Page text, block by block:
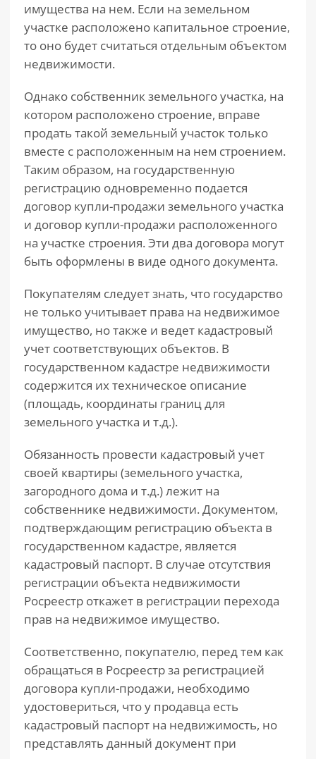
имущества на нем. Если на земельном
участке расположено капитальное строение,
то оно будет считаться отдельным объектом
недвижимости.
Однако собственник земельного участка, на
котором расположено строение, вправе
продать такой земельный участок только
вместе с расположенным на нем строением.
Таким образом, на государственную
регистрацию одновременно подается
договор купли-продажи земельного участка
и договор купли-продажи расположенного
на участке строения. Эти два договора могут
быть оформлены в виде одного документа.
Покупателям следует знать, что государство
не только учитывает права на недвижимое
имущество, но также и ведет кадастровый
учет соответствующих объектов. В
государственном кадастре недвижимости
содержится их техническое описание
(площадь, координаты границ для
земельного участка и т.д.).
Обязанность провести кадастровый учет
своей квартиры (земельного участка,
загородного дома и т.д.) лежит на
собственнике недвижимости. Документом,
подтверждающим регистрацию объекта в
государственном кадастре, является
кадастровый паспорт. В случае отсутствия
регистрации объекта недвижимости
Росреестр откажет в регистрации перехода
прав на недвижимое имущество.
Соответственно, покупателю, перед тем как
обращаться в Росреестр за регистрацией
договора купли-продажи, необходимо
удостовериться, что у продавца есть
кадастровый паспорт на недвижимость, но
представлять данный документ при